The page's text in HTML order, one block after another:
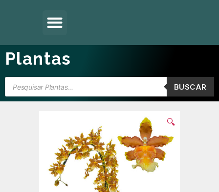
Plantas
BUSCAR
🔍